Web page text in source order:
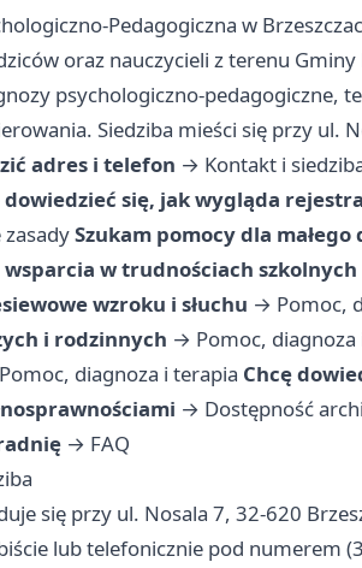
Pedagogiczna w
oraz nauczycieli z terenu
psychologiczno-pedagogiczne,
Siedziba mieści się przy ul.
adres i telefon → Kontakt i
dowiedzieć się, jak wygląda
zasadySzukam pomocy dla małego
w trudnościach szkolnych
wzroku i słuchu → Pomoc,
i rodzinnych → Pomoc, diagnoza
Pomoc, diagnoza i terapia Chcę
→ Dostępność
→ FAQ
się przy ul. Nosala 7, 32-620
lub telefonicznie pod numerem